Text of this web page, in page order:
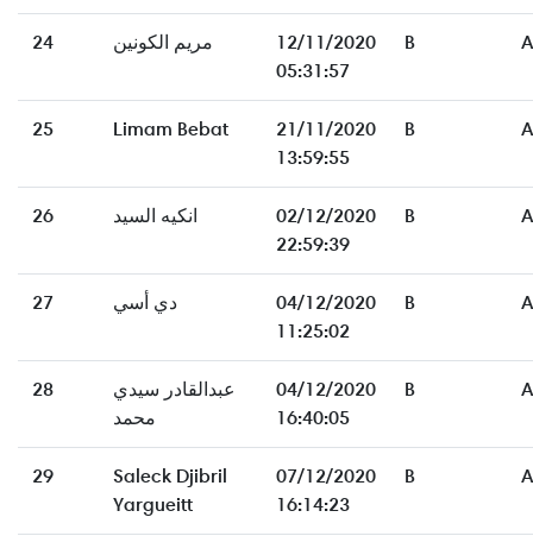
24 مريم الكونين
12/11/2020
05:31:57
B
25 Limam Bebat
21/11/2020
13:59:55
B
26 انكيه السيد
02/12/2020
22:59:39
B
27 دي أسي
04/12/2020
11:25:02
B
28
عبدالقادر سيدي
محمد
04/12/2020
16:40:05
B
29
Saleck Djibril
Yargueitt
07/12/2020
16:14:23
B